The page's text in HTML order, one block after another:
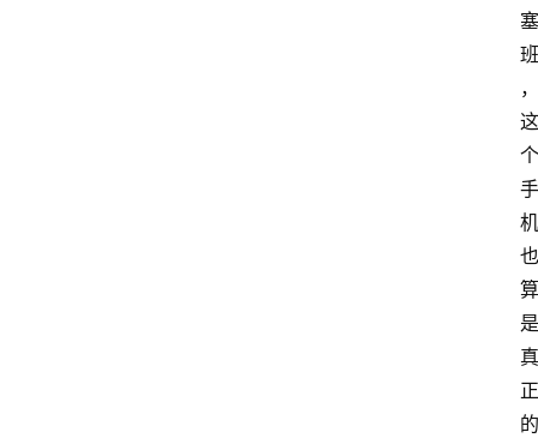
塞
班
，
这
个
手
机
也
算
是
真
正
的